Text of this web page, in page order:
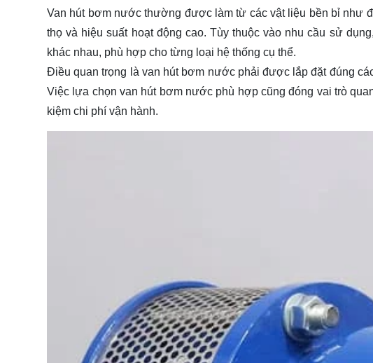
Van hút bơm nước thường được làm từ các vật liệu bền bỉ như
thọ và hiệu suất hoạt động cao. Tùy thuộc vào nhu cầu sử
khác nhau, phù hợp cho từng loại hệ thống cụ thể.
Điều quan trọng là van hút bơm nước phải được lắp đặt đúng
Việc lựa chọn van hút bơm nước phù hợp cũng đóng vai trò
kiệm chi phí vận hành.